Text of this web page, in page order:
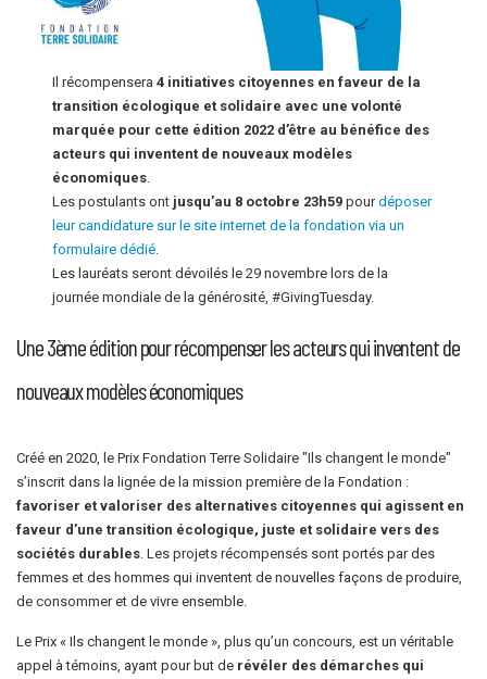
Il récompensera4 initiatives citoyennes en faveur de la
transition écologique et solidaire avec une volonté
marquée pour cette édition 2022 d’être au bénéfice des
acteurs qui inventent de nouveaux modèles
économiques
Les postulants ont jusqu’au 8 octobre 23h59 pourdéposer
leur candidature sur le site internet de la fondation via un
formulaire dédié
Les lauréats seront dévoilés le 29 novembre lors de la
journée mondiale de la générosité, #GivingTuesday.
Une 3ème édition pour récompenser les acteurs qui inventent de
nouveaux modèles économiques
Créé en 2020, le Prix Fondation Terre Solidaire "Ils changent le monde"
s’inscrit dans la lignée de la mission première de la Fondation :
favoriser et valoriser des alternatives citoyennes qui agissent en
faveur d’une transition écologique, juste et solidaire vers des
sociétés durables. Les projets récompensés sont portés par des
femmes et des hommes qui inventent de nouvelles façons de produire,
de consommer et de vivre ensemble.
Le Prix « Ils changent le monde », plus qu’un concours, est un véritable
appel à témoins, ayant pour but de révéler des démarches qui